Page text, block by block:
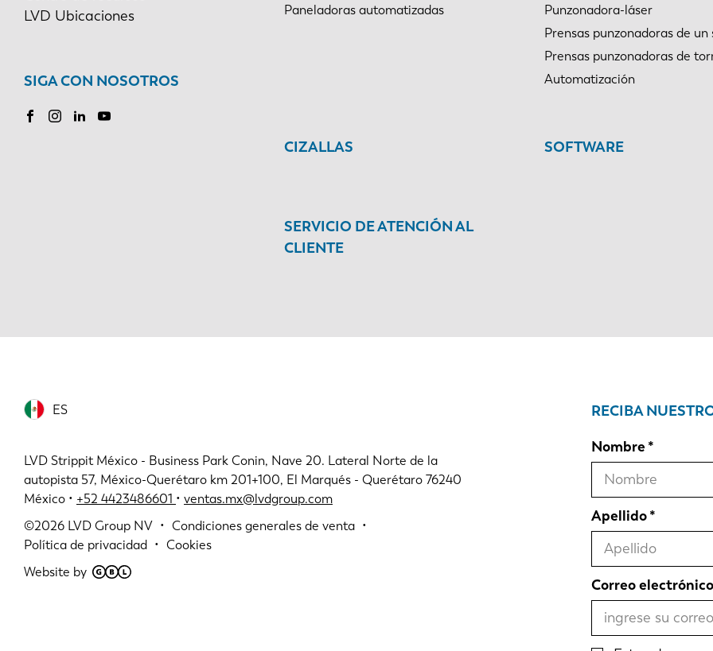
LVD Ubicaciones
SIGA CON NOSOTROS
Paneladoras automatizadas
Punzonadora-láser
Prensas punzonadoras de un
Prensas punzonadoras de
Automatización
CIZALLAS SOFTWARE
SERVICIO DE ATENCIÓN AL
CLIENTE
ES
LVD Strippit México - Business Park Conin, Nave 20. Lateral Norte de la
autopista 57, México-Querétaro km 201+100, El Marqués - Querétaro 76240
México • +52 4423486601 • ventas.mx@lvdgroup.com
©2026 LVD Group NV
Condiciones generales de venta
Política de privacidad
Cookies
Website by
RECIBA
Nombre
Apellido
Correo electrónico